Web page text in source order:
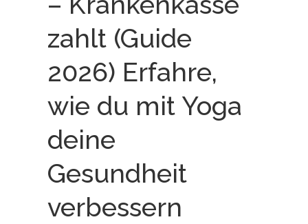
zahlt (Guide
2026) Erfahre,
wie du mit Yoga
deine
Gesundheit
verbessern